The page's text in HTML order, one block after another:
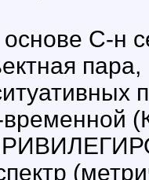
С-н
временной